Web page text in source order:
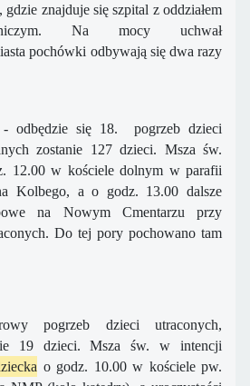
gdzie znajduje się szpital z oddziałem
Na mocy uchwał
pochówki odbywają się dwa razy
- odbędzie się 18. pogrzeb dzieci
zostanie 127 dzieci. Msza św.
12.00 w kościele dolnym w parafii
Kolbego, a o godz. 13.00 dalsze
na Nowym Cmentarzu przy
Do tej pory pochowano tam
pogrzeb dzieci utraconych,
19 dzieci. Msza św. w intencji
o godz. 10.00 w kościele pw.